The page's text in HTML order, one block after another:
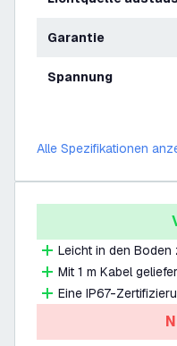
Garantie
Spannung
Alle Spezifikationen
Leicht in den Boden
Mit 1 m Kabel
Eine IP67-